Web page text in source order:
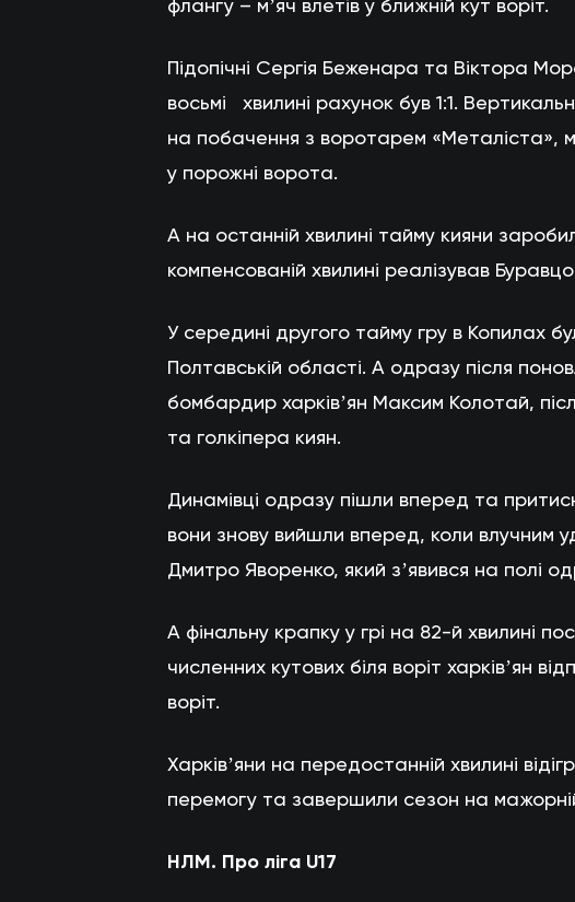
флангу – мʼяч влетів у ближній кут воріт.
Підопічні Сергія Беженара та Віктора
восьмі хвилині рахунок був 1:1.
на побачення з воротарем «Металіста»,
у порожні ворота.
А на останній хвилині тайму кияни
компенсованій хвилині реалізував
У середині другого тайму гру в Копилах
Полтавській області. А одразу після
бомбардир харківʼян Максим Колотай,
та голкіпера киян.
Динамівці одразу пішли вперед та
вони знову вийшли вперед, коли влучним
Дмитро Яворенко, який зʼявився на полі
А фінальну крапку у грі на 82-й хвилині
численних кутових біля воріт харківʼян
воріт.
Харківʼяни на передостанній хвилині
перемогу та завершили сезон на
НЛМ. Про ліга U17